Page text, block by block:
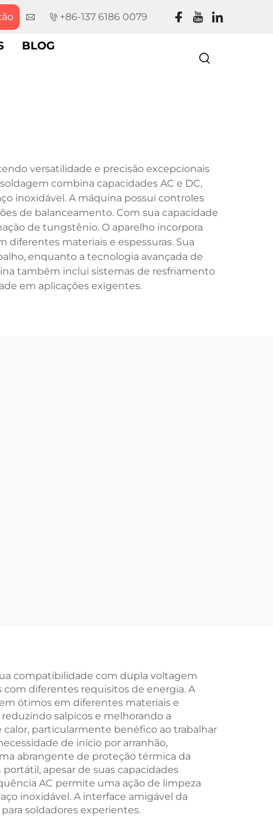
+86-137 6186 0079
BLOG
versatilidade e precisão excepcionais
combina capacidades AC e DC,
inoxidável. A máquina possui controles
de balanceamento. Com sua capacidade
de tungstênio. O aparelho incorpora
diferentes materiais e espessuras. Sua
enquanto a tecnologia avançada de
também inclui sistemas de resfriamento
em aplicações exigentes.
compatibilidade com dupla voltagem
diferentes requisitos de energia. A
ótimos em diferentes materiais e
salpicos e melhorando a
particularmente benéfico ao trabalhar
de início por arranhão,
abrangente de proteção térmica da
apesar de suas capacidades
AC permite uma ação de limpeza
inoxidável. A interface amigável da
soldadores experientes.